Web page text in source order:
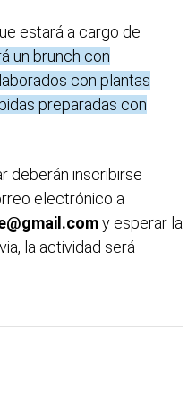
estará a cargo de
un brunch con
con plantas
preparadas con
deberán inscribirse
electrónico a
y esperar la
la actividad será